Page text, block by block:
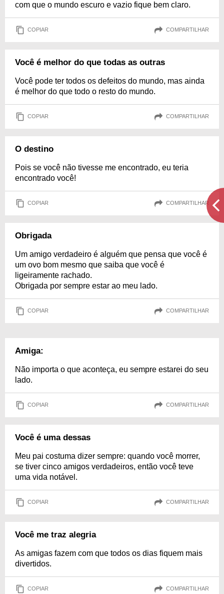
com que o mundo escuro e vazio fique bem claro.
COPIAR COMPARTILHAR
Você é melhor do que todas as outras
Você pode ter todos os defeitos do mundo, mas ainda
é melhor do que todo o resto do mundo.
COPIAR COMPARTILHAR
O destino
Pois se você não tivesse me encontrado, eu teria
encontrado você!
COPIAR COMPARTILHAR
Obrigada
Um amigo verdadeiro é alguém que pensa que você é
um ovo bom mesmo que saiba que você é
ligeiramente rachado.
Obrigada por sempre estar ao meu lado.
COPIAR COMPARTILHAR
Amiga:
Não importa o que aconteça, eu sempre estarei do seu
lado.
COPIAR COMPARTILHAR
Você é uma dessas
Meu pai costuma dizer sempre: quando você morrer,
se tiver cinco amigos verdadeiros, então você teve
uma vida notável.
COPIAR COMPARTILHAR
Você me traz alegria
As amigas fazem com que todos os dias fiquem mais
divertidos.
COPIAR COMPARTILHAR